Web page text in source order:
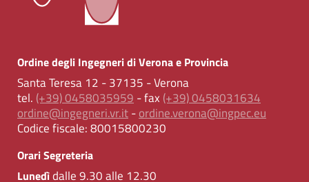
Ordine degli Ingegneri di Verona e Provincia
Santa Teresa 12 - 37135 - Verona
tel. (+39) 0458035959 - fax (+39) 0458031634
ordine@ingegneri.vr.it-ordine.verona@ingpec.eu
Codice fiscale:80015800230
Orari Segreteria
Lunedìdalle 9.30 alle 12.30